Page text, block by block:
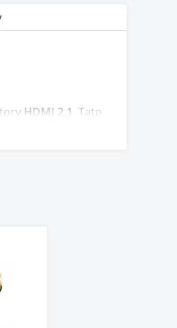
HDMI 2.1 . Tato
HDMI verze 1.4